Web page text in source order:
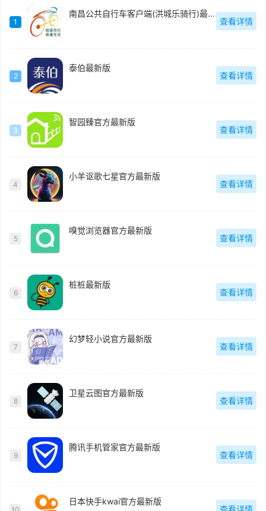
1
南昌公共自行车客户端(洪城乐骑行)最新版
查看详情
2
泰伯最新版
查看详情
3
智园臻官方最新版
查看详情
4
小羊讴歌七星官方最新版
查看详情
5
嗅觉浏览器官方最新版
查看详情
6
桩桩最新版
查看详情
7
幻梦轻小说官方最新版
查看详情
8
卫星云图官方最新版
查看详情
9
腾讯手机管家官方最新版
查看详情
日本快手kwai官方最新版